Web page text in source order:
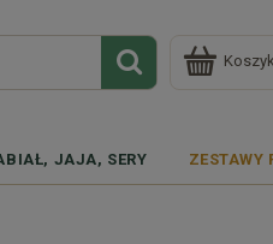
JAJA, SERY ZESTAWY